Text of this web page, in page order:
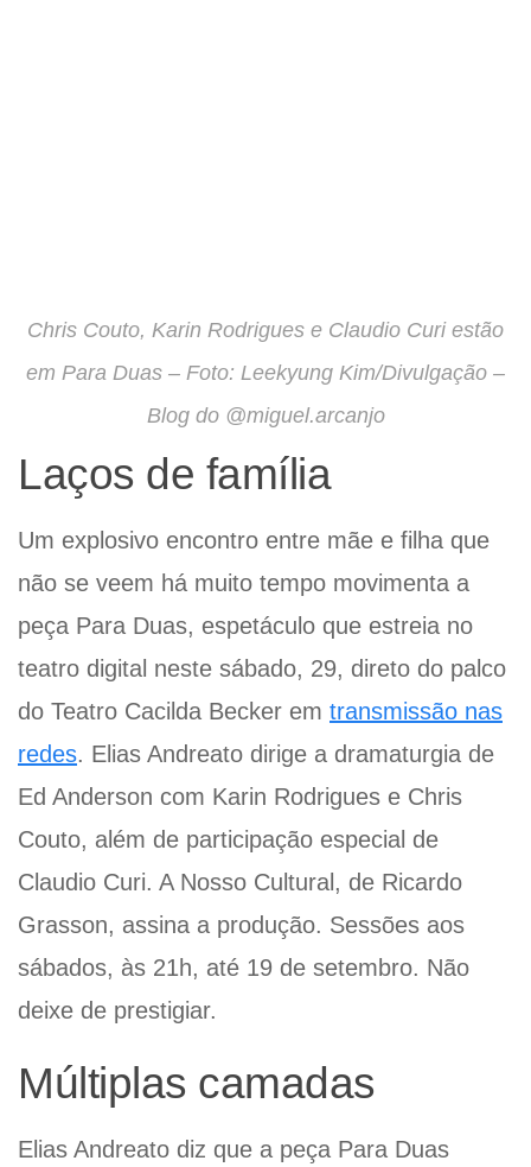
Chris Couto, Karin Rodrigues e Claudio Curi estão
em Para Duas – Foto: Leekyung Kim/Divulgação –
Blog do @miguel.arcanjo
Laços de família
Um explosivo encontro entre mãe e filha que
não se veem há muito tempo movimenta a
peça Para Duas, espetáculo que estreia no
teatro digital neste sábado, 29, direto do palco
do Teatro Cacilda Becker em transmissão nas
redes. Elias Andreato dirige a dramaturgia de
Ed Anderson com Karin Rodrigues e Chris
Couto, além de participação especial de
Claudio Curi. A Nosso Cultural, de Ricardo
Grasson, assina a produção. Sessões aos
sábados, às 21h, até 19 de setembro. Não
deixe de prestigiar.
Múltiplas camadas
Elias Andreato diz que a peça Para Duas